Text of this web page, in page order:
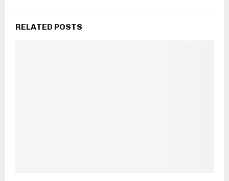
RELATED POSTS